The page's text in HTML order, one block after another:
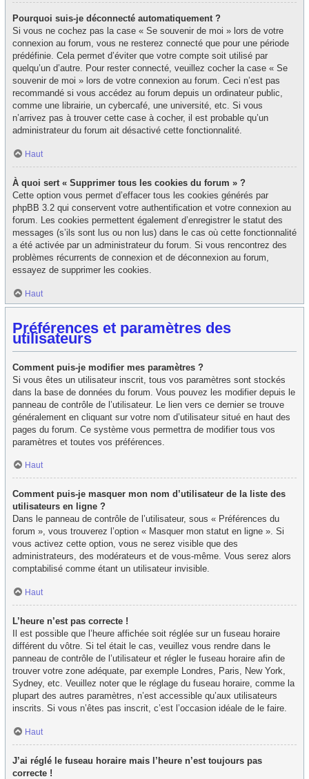
Pourquoi suis-je déconnecté automatiquement ?
Si vous ne cochez pas la case « Se souvenir de moi » lors de votre
connexion au forum, vous ne resterez connecté que pour une période
prédéfinie. Cela permet d’éviter que votre compte soit utilisé par
quelqu’un d’autre. Pour rester connecté, veuillez cocher la case « Se
souvenir de moi » lors de votre connexion au forum. Ceci n’est pas
recommandé si vous accédez au forum depuis un ordinateur public,
comme une librairie, un cybercafé, une université, etc. Si vous
n’arrivez pas à trouver cette case à cocher, il est probable qu’un
administrateur du forum ait désactivé cette fonctionnalité.
Haut
À quoi sert « Supprimer tous les cookies du forum » ?
Cette option vous permet d’effacer tous les cookies générés par
phpBB 3.2 qui conservent votre authentification et votre connexion au
forum. Les cookies permettent également d’enregistrer le statut des
messages (s’ils sont lus ou non lus) dans le cas où cette fonctionnalité
a été activée par un administrateur du forum. Si vous rencontrez des
problèmes récurrents de connexion et de déconnexion au forum,
essayez de supprimer les cookies.
Haut
Préférences et paramètres des
utilisateurs
Comment puis-je modifier mes paramètres ?
Si vous êtes un utilisateur inscrit, tous vos paramètres sont stockés
dans la base de données du forum. Vous pouvez les modifier depuis le
panneau de contrôle de l’utilisateur. Le lien vers ce dernier se trouve
généralement en cliquant sur votre nom d’utilisateur situé en haut des
pages du forum. Ce système vous permettra de modifier tous vos
paramètres et toutes vos préférences.
Haut
Comment puis-je masquer mon nom d’utilisateur de la liste des
utilisateurs en ligne ?
Dans le panneau de contrôle de l’utilisateur, sous « Préférences du
forum », vous trouverez l’option « Masquer mon statut en ligne ». Si
vous activez cette option, vous ne serez visible que des
administrateurs, des modérateurs et de vous-même. Vous serez alors
comptabilisé comme étant un utilisateur invisible.
Haut
L’heure n’est pas correcte !
Il est possible que l’heure affichée soit réglée sur un fuseau horaire
différent du vôtre. Si tel était le cas, veuillez vous rendre dans le
panneau de contrôle de l’utilisateur et régler le fuseau horaire afin de
trouver votre zone adéquate, par exemple Londres, Paris, New York,
Sydney, etc. Veuillez noter que le réglage du fuseau horaire, comme la
plupart des autres paramètres, n’est accessible qu’aux utilisateurs
inscrits. Si vous n’êtes pas inscrit, c’est l’occasion idéale de le faire.
Haut
J’ai réglé le fuseau horaire mais l’heure n’est toujours pas
correcte !